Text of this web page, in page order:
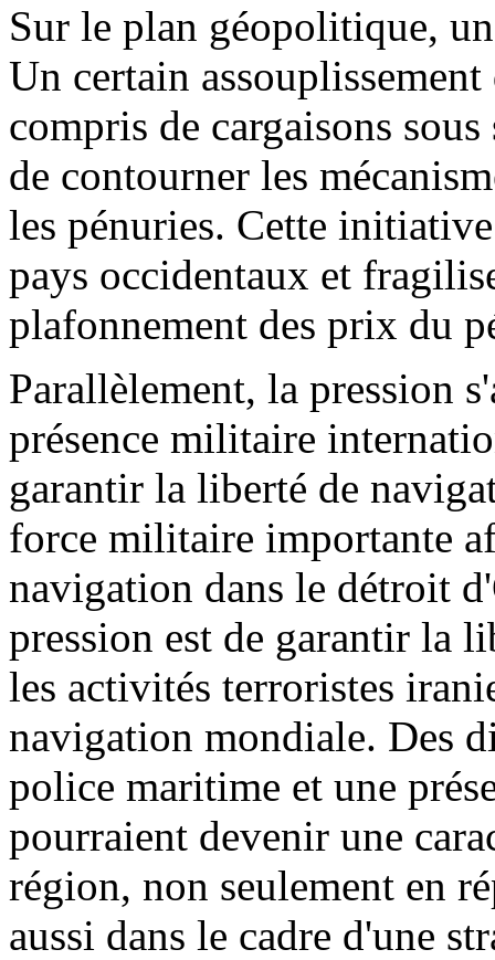
Sur le plan géopolitique,
Un certain
compris de cargaisons
de contourner les
les pénuries. Cette
pays occidentaux et
plafonnement des prix du
Parallèlement, la pression
présence militaire
garantir la liberté de
force militaire importante
navigation dans le détroit
pression est de garantir la
les activités terroristes
navigation mondiale. Des
police maritime et une
pourraient devenir une
région, non seulement en
aussi dans le cadre d'une